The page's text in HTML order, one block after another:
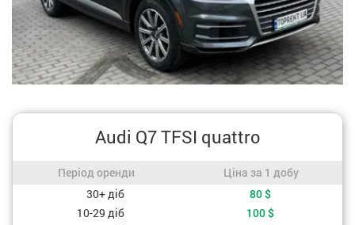
Audi Q7 TFSI quattro
Період оренди / Ціна за 1 добу
Період оренди
Ціна за 1 добу
Вартість, залежно від періоду оренди
30+ діб 80$
10-29 діб
100$